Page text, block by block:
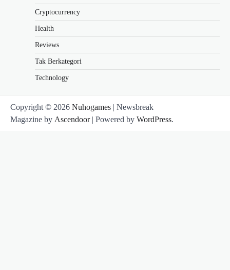
Cryptocurrency
Health
Reviews
Tak Berkategori
Technology
Copyright © 2026 Nuhogames | Newsbreak
Magazine by Ascendoor| Powered by WordPress.